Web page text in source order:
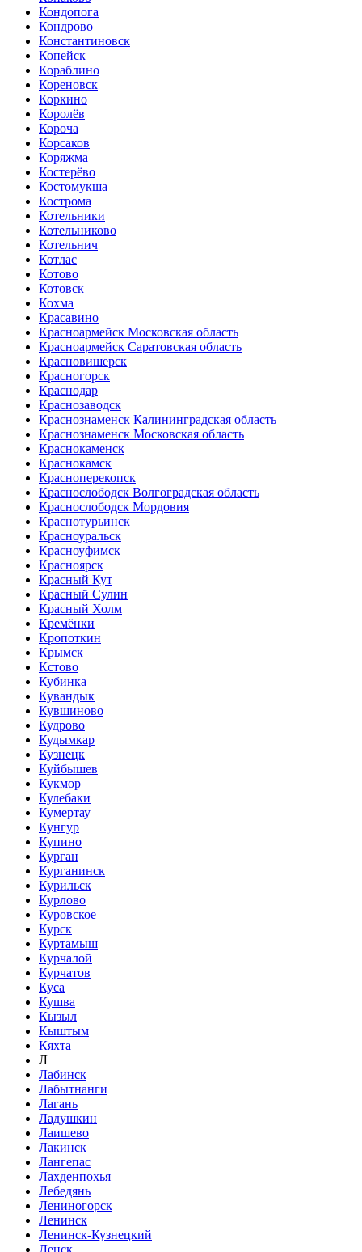
Кондопога
Кондрово
Константиновск
Копейск
Кораблино
Кореновск
Коркино
Королёв
Короча
Корсаков
Коряжма
Костерёво
Костомукша
Кострома
Котельники
Котельниково
Котельнич
Котлас
Котово
Котовск
Кохма
Красавино
Красноармейск Московская область
Красноармейск Саратовская область
Красновишерск
Красногорск
Краснодар
Краснозаводск
Краснознаменск Калининградская область
Краснознаменск Московская область
Краснокаменск
Краснокамск
Красноперекопск
Краснослободск Волгоградская область
Краснослободск Мордовия
Краснотурьинск
Красноуральск
Красноуфимск
Красноярск
Красный Кут
Красный Сулин
Красный Холм
Кремёнки
Кропоткин
Крымск
Кстово
Кубинка
Кувандык
Кувшиново
Кудрово
Кудымкар
Кузнецк
Куйбышев
Кукмор
Кулебаки
Кумертау
Кунгур
Купино
Курган
Курганинск
Курильск
Курлово
Куровское
Курск
Куртамыш
Курчалой
Курчатов
Куса
Кушва
Кызыл
Кыштым
Кяхта
Л
Лабинск
Лабытнанги
Лагань
Ладушкин
Лаишево
Лакинск
Лангепас
Лахденпохья
Лебедянь
Лениногорск
Ленинск
Ленинск-Кузнецкий
Ленск